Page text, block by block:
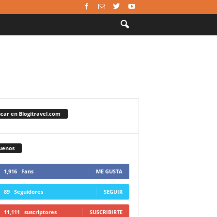
en Blogitravel.com
1,916 Fans ME GUSTA
89 Seguidores SEGUIR
11,111 suscriptores SUSCRIBIRTE